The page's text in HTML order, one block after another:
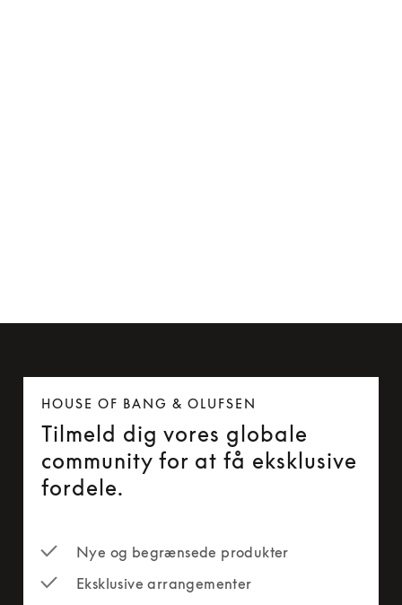
HOUSE OF BANG & OLUFSEN
Tilmeld dig vores globale
community for at få eksklusive
fordele.
Nye og begrænsede produkter
Eksklusive arrangementer